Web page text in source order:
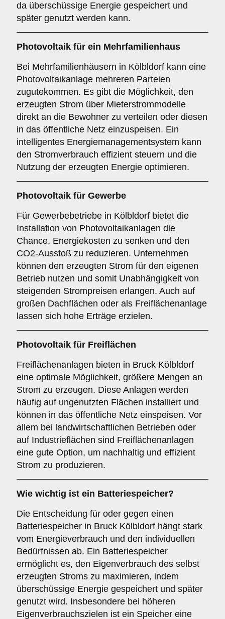
da überschüssige Energie gespeichert und
später genutzt werden kann.
Photovoltaik für ein Mehrfamilienhaus
Bei Mehrfamilienhäusern in Kölbldorf kann eine
Photovoltaikanlage mehreren Parteien
zugutekommen. Es gibt die Möglichkeit, den
erzeugten Strom über Mieterstrommodelle
direkt an die Bewohner zu verteilen oder diesen
in das öffentliche Netz einzuspeisen. Ein
intelligentes Energiemanagementsystem kann
den Stromverbrauch effizient steuern und die
Nutzung der erzeugten Energie optimieren.
Photovoltaik für Gewerbe
Für Gewerbebetriebe in Kölbldorf bietet die
Installation von Photovoltaikanlagen die
Chance, Energiekosten zu senken und den
CO2-Ausstoß zu reduzieren. Unternehmen
können den erzeugten Strom für den eigenen
Betrieb nutzen und somit Unabhängigkeit von
steigenden Strompreisen erlangen. Auch auf
großen Dachflächen oder als Freiflächenanlage
lassen sich hohe Erträge erzielen.
Photovoltaik für Freiflächen
Freiflächenanlagen bieten in Bruck Kölbldorf
eine optimale Möglichkeit, größere Mengen an
Strom zu erzeugen. Diese Anlagen werden
häufig auf ungenutzten Flächen installiert und
können in das öffentliche Netz einspeisen. Vor
allem bei landwirtschaftlichen Betrieben oder
auf Industrieflächen sind Freiflächenanlagen
eine gute Option, um nachhaltig und effizient
Strom zu produzieren.
Wie wichtig ist ein Batteriespeicher?
Die Entscheidung für oder gegen einen
Batteriespeicher in Bruck Kölbldorf hängt stark
vom Energieverbrauch und den individuellen
Bedürfnissen ab. Ein Batteriespeicher
ermöglicht es, den Eigenverbrauch des selbst
erzeugten Stroms zu maximieren, indem
überschüssige Energie gespeichert und später
genutzt wird. Insbesondere bei höheren
Eigenverbrauchszielen ist ein Speicher eine